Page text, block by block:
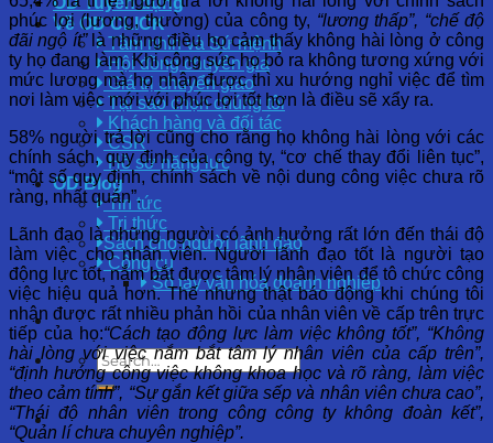
Về OD CLICK
Tầm nhìn và Sứ mệnh
Hội đồng chuyên gia
Giá trị chuyển giao
Tại sao chọn chúng tôi
Khách hàng và đối tác
CSR
Hồ sơ năng lực
OD Blog
Tin tức
Tri thức
Sách cho người lãnh đạo
Công cụ
Sổ tay văn hóa doanh nghiệp
phúc lợi (lương, thường) của công ty, “lương thấp”, “chế độ
đãi ngộ ít”là những điều họ cảm thấy không hài lòng ở công
ty họ đang làm. Khi công sức họ bỏ ra không tương xứng với
mức lương mà họ nhận được thì xu hướng nghỉ việc để tìm
nơi làm việc mới với phúc lợi tốt hơn là điều sẽ xẩy ra.
58% người trả lời cũng cho rằng họ không hài lòng với các
chính sách, quy định của công ty, “cơ chế thay đổi liên tục”,
“một số quy định, chính sách về nội dung công việc chưa rõ
ràng, nhất quán”.
Lãnh đạo là những người có ảnh hưởng rất lớn đến thái độ
làm việc cho nhân viên. Người lãnh đạo tốt là người tạo
động lực tốt, nắm bắt được tâm lý nhân viên để tô chức công
việc hiệu quả hơn. Thế nhưng thật báo động khi chúng tôi
nhận được rất nhiều phản hồi của nhân viên về cấp trên trực
tiếp của họ:“Cách tạo động lực làm việc không tốt”, “Không
hài lòng với việc nắm bắt tâm lý nhân viên của cấp trên”,
“định hướng công việc không khoa học và rõ ràng, làm việc
theo cảm tính”, “Sự gắn kết giữa sếp và nhân viên chưa cao”,
“Thái độ nhân viên trong công công ty không đoàn kết”,
“Quản lí chưa chuyên nghiệp”.